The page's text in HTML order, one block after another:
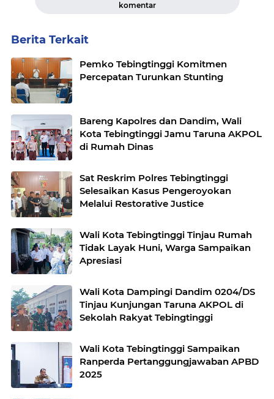
komentar
Berita Terkait
Pemko Tebingtinggi Komitmen
Percepatan Turunkan Stunting
Bareng Kapolres dan Dandim, Wali
Kota Tebingtinggi Jamu Taruna AKPOL
di Rumah Dinas
Sat Reskrim Polres Tebingtinggi
Selesaikan Kasus Pengeroyokan
Melalui Restorative Justice
Wali Kota Tebingtinggi Tinjau Rumah
Tidak Layak Huni, Warga Sampaikan
Apresiasi
Wali Kota Dampingi Dandim 0204/DS
Tinjau Kunjungan Taruna AKPOL di
Sekolah Rakyat Tebingtinggi
Wali Kota Tebingtinggi Sampaikan
Ranperda Pertanggungjawaban APBD
2025